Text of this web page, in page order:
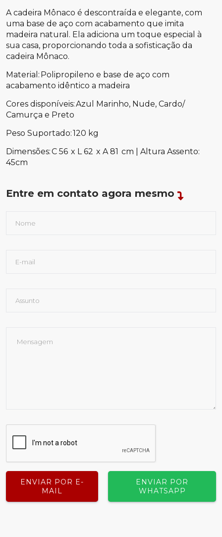
A cadeira Mônaco é descontraída e elegante, com
uma base de aço com acabamento que imita
madeira natural. Ela adiciona um toque especial à
sua casa, proporcionando toda a sofisticação da
cadeira Mônaco.
Material: Polipropileno e base de aço com
acabamento idêntico a madeira
Cores disponíveis: Azul Marinho, Nude, Cardo/
Camurça e Preto
Peso Suportado: 120 kg
Dimensões: C 56 x L 62 x A 81 cm | Altura Assento:
45cm
Entre em contato agora mesmo
ENVIAR POR E-
MAIL
ENVIAR POR
WHATSAPP